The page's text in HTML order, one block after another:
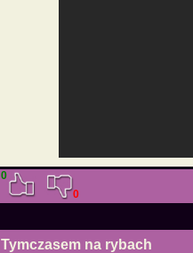
0
0
Tymczasem na rybach